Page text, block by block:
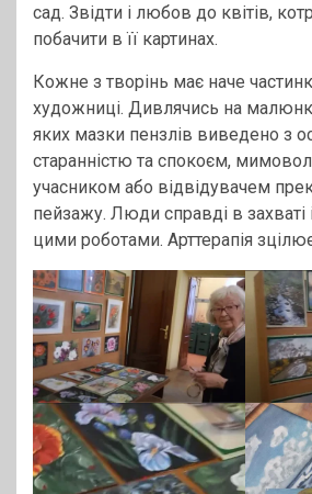
сад. Звідти і любов до квітів,
побачити в її картинах.
Кожне з творінь має наче
художниці. Дивлячись на
яких мазки пензлів виведено з
старанністю та спокоєм,
учасником або відвідувачем
пейзажу. Люди справді в захваті
цими роботами. Арттерапія